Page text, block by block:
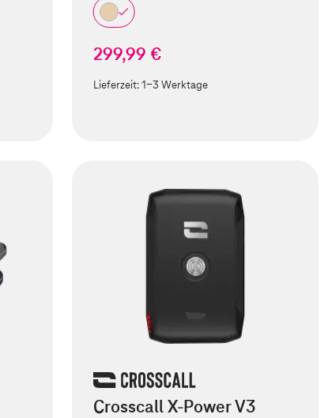
299,99 €
Lieferzeit:1-3 Werktage
Crosscall X-Power V3